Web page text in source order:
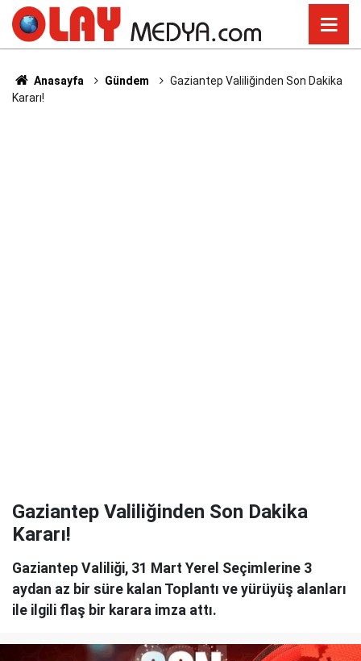
Anasayfa Gündem
Gaziantep Valiliğinden Son Dakika
Kararı!
Gaziantep Valiliğinden Son Dakika
Kararı!
Gaziantep Valiliği, 31 Mart Yerel Seçimlerine 3
aydan az bir süre kalan Toplantı ve yürüyüş alanları
ile ilgili flaş bir karara imza attı.